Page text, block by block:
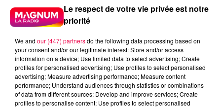
Le respect de votre vie privée est notre
priorité
We and our (447) partnersdo the following data processing based on
your consent and/or our legitimate interest: Store and/or access
information on a device; Use limited data to select advertising; Create
profiles for personalised advertising; Use profiles to select personalised
advertising; Measure advertising performance; Measure content
performance; Understand audiences through statistics or combinations
of data from different sources; Develop and improve services; Create
profiles to personalise content; Use profiles to select personalised